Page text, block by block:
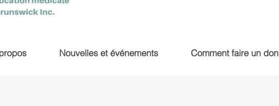
Nouvelles et événements Comment faire un don